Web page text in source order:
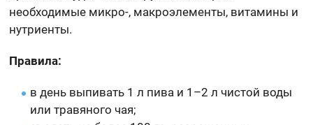
необходимые микро-, макроэлементы, витамины и
нутриенты.
Правила:
в день выпивать 1 л пива и 1–2 л чистой воды
или травяного чая;